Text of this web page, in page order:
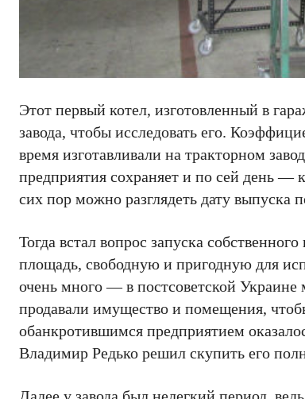
Этот первый котел, изготовленный в
завода, чтобы исследовать его.
время изготавливали на тракторном
предприятия сохраняет и по сей день —
сих пор можно разглядеть дату выпуска
Тогда встал вопрос запуска
площадь, свободную и пригодную для
очень много — в постсоветской Украине
продавали имущество и помещения,
обанкротившимся предприятием
Владимир Редько решил скупить его